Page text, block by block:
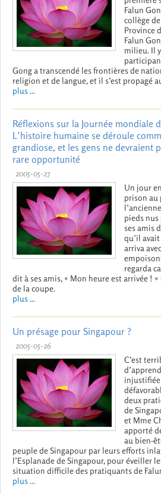
Falun
collège
Province
Falun
milieu. Il
Gong a transcendé les frontières de
religion et de langue, et il s’est propagé
plus ...
Réflexions sur la Journée mondiale
L’histoire humaine se déroule
grandiose, et les gens ne devraient
rare opportunité
2005-05-27
Un jour
prison au
pieds
ses amis
qu’il
arriva
regarda
dit à ses amis, « Mon heure est arrivée !
de la coupe.
plus ...
Un présage pour Singapour ?
2005-05-26
C’est
deux
de
et Mme
apporté
au bien-
peuple de Singapour par leurs efforts
l’Esplanade de Singapour, pour éveiller
situation difficile des pratiquants de
plus ...